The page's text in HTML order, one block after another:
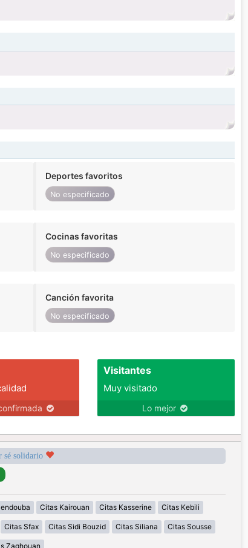
Deportes favoritos
No especificado
Cocinas favoritas
No especificado
Canción favorita
No especificado
Visitantes
Muy visitado
Lo mejor
sé solidario
Citas Kairouan Citas Kasserine Citas Kebili
Citas Sfax Citas Sidi Bouzid Citas Siliana Citas Sousse
Zaghouan